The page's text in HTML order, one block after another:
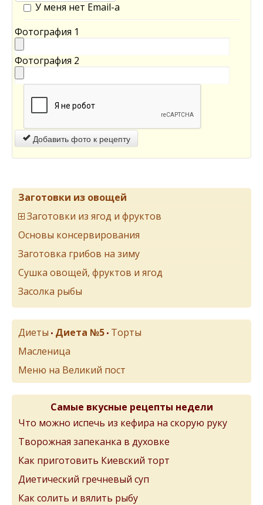
У меня нет Email-а
Фотография 1
Фотография 2
Добавить фото к рецепту
Заготовки из овощей
Заготовки из ягод и фруктов
Основы консервирования
Заготовка грибов на зиму
Сушка овощей, фруктов и ягод
Засолка рыбы
Диеты • Диета №5 • Торты
Масленица
Меню на Великий пост
Самые вкусные рецепты недели
Что можно испечь из кефира на скорую руку
Творожная запеканка в духовке
Как приготовить Киевский торт
Диетический гречневый суп
Как солить и вялить рыбу